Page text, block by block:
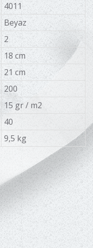
4011
Beyaz
2
18 cm
21 cm
200
15 gr / m2
40
9,5 kg